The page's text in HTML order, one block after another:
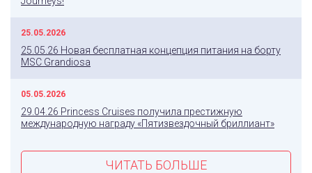
25.05.2026
25.05.26 Новая бесплатная концепция питания на борту
MSC Grandiosa
05.05.2026
29.04.26 Princess Cruises получила престижную
международную награду «Пятизвездочный бриллиант»
ЧИТАТЬ БОЛЬШЕ